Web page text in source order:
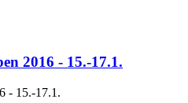
2016 - 15.-17.1.
- 15.-17.1.